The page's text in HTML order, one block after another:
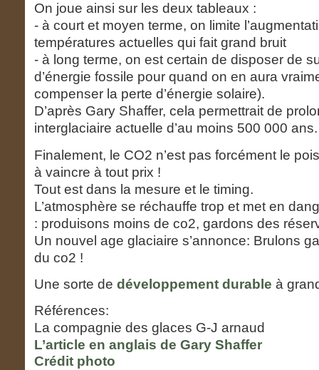
On joue ainsi sur les deux tableaux :
- à court et moyen terme, on limite
températures actuelles qui fait grand bruit
- à long terme, on est certain de disposer de
d’énergie fossile pour quand on en aura
compenser la perte d’énergie solaire).
D’après Gary Shaffer, cela permettrait de
interglaciaire actuelle d’au moins 500 000 ans.
Finalement, le CO2 n’est pas forcément le
à vaincre à tout prix !
Tout est dans la mesure et le timing.
L’atmosphère se réchauffe trop et met en
: produisons moins de co2, gardons des
Un nouvel age glaciaire s’annonce: Brulons
du co2 !
Une sorte de développement durable à
Références:
La compagnie des glaces G-J arnaud
L’article en anglais de Gary Shaffer
Crédit photo